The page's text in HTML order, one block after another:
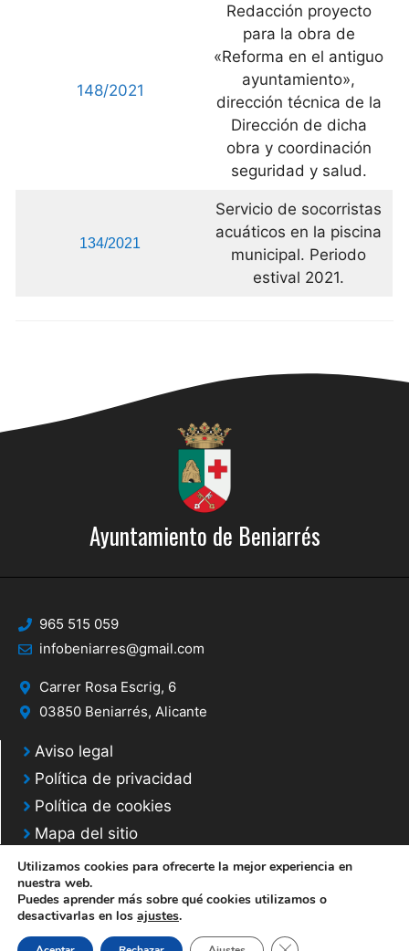
148/2021
Redacción proyecto
para la obra de
«Reforma en el antiguo
ayuntamiento»,
dirección técnica de la
Dirección de dicha
obra y coordinación
seguridad y salud.
134/2021
Servicio de socorristas
acuáticos en la piscina
municipal. Periodo
estival 2021.
Ayuntamiento de Beniarrés
965 515 059
infobeniarres@gmail.com
Carrer Rosa Escrig, 6
03850 Beniarrés, Alicante
Aviso legal
Política de privacidad
Política de cookies
Mapa del sitio
© 2025 Web desarrollada por el Servicio de Informática de Diputación de
Utilizamos cookies para ofrecerte la mejor experiencia en
nuestra web.
Puedes aprender más sobre qué cookies utilizamos o
desactivarlas en los ajustes.
Cerrar el banner de